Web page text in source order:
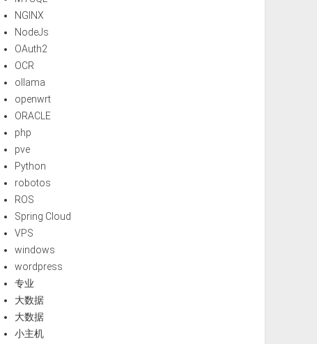
NGINX
NodeJs
OAuth2
OCR
ollama
openwrt
ORACLE
php
pve
Python
robotos
ROS
Spring Cloud
VPS
windows
wordpress
专业
大数据
大数据
小主机